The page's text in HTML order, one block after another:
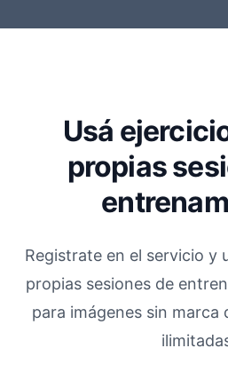
Usá
propias
Registrate en el servicio y
propias sesiones de
para imágenes sin marca